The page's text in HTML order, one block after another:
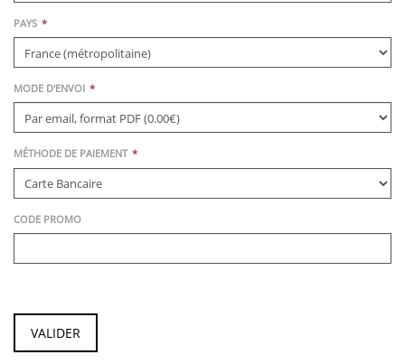
PAYS
MODE D'ENVOI
MÉTHODE DE PAIEMENT
CODE PROMO